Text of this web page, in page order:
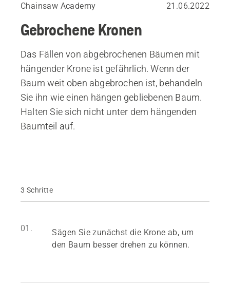
Chainsaw Academy 21.06.2022
Gebrochene Kronen
Das Fällen von abgebrochenen Bäumen mit
hängender Krone ist gefährlich. Wenn der
Baum weit oben abgebrochen ist, behandeln
Sie ihn wie einen hängen gebliebenen Baum.
Halten Sie sich nicht unter dem hängenden
Baumteil auf.
3 Schritte
01.
Sägen Sie zunächst die Krone ab, um
den Baum besser drehen zu können.